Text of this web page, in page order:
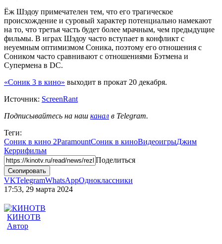
Ёж Шэдоу примечателен тем, что его трагическое
происхождение и суровый характер потенциально намекают
на то, что третья часть будет более мрачным, чем предыдущие
фильмы. В играх Шэдоу часто вступает в конфликт с
неуемным оптимизмом Соника, поэтому его отношения с
Соником часто сравнивают с отношениями Бэтмена и
Супермена в DC.
«Соник 3 в кино» выходит в прокат 20 декабря.
Источник: ScreenRant
Подписывайтесь на наш канал в Telegram.
Теги:
Соник в кино 2ParamountСоник в киноВидеоигрыДжим
Керрифильм
Поделиться
Скопировать
VKTelegramWhatsAppОдноклассники
17:53, 29 марта 2024
КИНОТВ
Автор